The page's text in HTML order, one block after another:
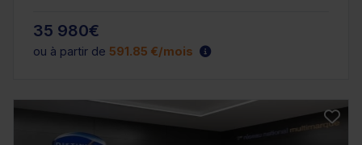
35 980€
ou à partir de 591.85 €/mois